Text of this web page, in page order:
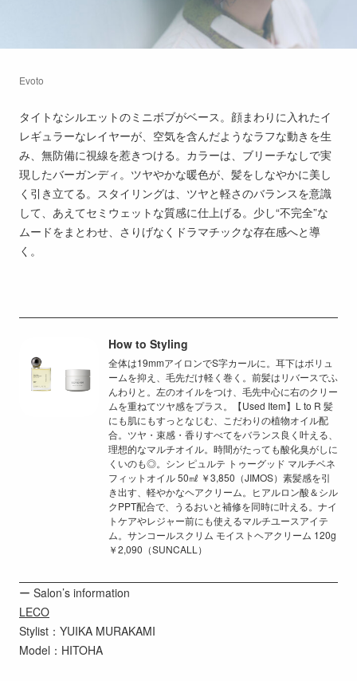
Evoto
タイトなシルエットのミニボブがベース。顔まわりに入れたイ
レギュラーなレイヤーが、空気を含んだようなラフな動きを生
み、無防備に視線を惹きつける。カラーは、ブリーチなしで実
現したバーガンディ。ツヤやかな暖色が、髪をしなやかに美し
く引き立てる。スタイリングは、ツヤと軽さのバランスを意識
して、あえてセミウェットな質感に仕上げる。少し“不完全”な
ムードをまとわせ、さりげなくドラマチックな存在感へと導
く。
How to Styling
全体は19mmアイロンでS字カールに。耳下はボリュ
ームを抑え、毛先だけ軽く巻く。前髪はリバースでふ
んわりと。左のオイルをつけ、毛先中心に右のクリー
ムを重ねてツヤ感をプラス。【Used Item】L to R 髪
にも肌にもすっとなじむ、こだわりの植物オイル配
合。ツヤ・束感・香りすべてをバランス良く叶える、
理想的なマルチオイル。時間がたっても酸化臭がしに
くいのも◎。シン ピュルテ トゥーグッド マルチベネ
フィットオイル 50㎖ ￥3,850（JIMOS）素髪感を引
き出す、軽やかなヘアクリーム。ヒアルロン酸＆シル
クPPT配合で、うるおいと補修を同時に叶える。ナイ
トケアやレジャー前にも使えるマルチユースアイテ
ム。サンコールスクリム モイストヘアクリーム 120g
￥2,090（SUNCALL）
ー Salon’s information
LECO
Stylist：YUIKA MURAKAMI
Model：HITOHA